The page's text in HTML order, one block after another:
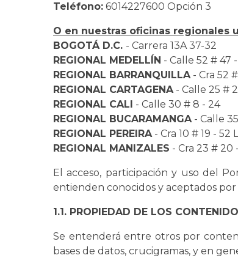
Teléfono: 6014227600 Opción 3
O en nuestras oficinas regionales
BOGOTÁ D.C. - Carrera 13A 37-32
REGIONAL MEDELLÍN - Calle 52 # 47
REGIONAL BARRANQUILLA- Cra 52
REGIONAL CARTAGENA- Calle 25 #
REGIONAL CALI - Calle 30 # 8 - 24
REGIONAL BUCARAMANGA- Calle 35
REGIONAL PEREIRA- Cra 10 # 19 -
REGIONAL MANIZALES - Cra 23 # 20
El acceso, participación y uso del
entienden conocidos y aceptados por
1.1. PROPIEDAD DE LOS
Se entenderá entre otros por
bases de datos, crucigramas, y en